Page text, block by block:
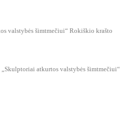
šimtmečiui“ Rokiškio krašto
atkurtos valstybės šimtmečiui“